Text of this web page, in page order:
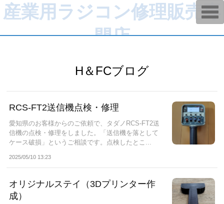
産業用ラジコン修理販売専
門店
H＆FCブログ
RCS-FT2送信機点検・修理
愛知県のお客様からのご依頼で、タダノRCS-FT2送
信機の点検・修理をしました。「送信機を落として
ケース破損」というご相談です。点検したとこ...
2025/05/10 13:23
オリジナルステイ（3Dプリンター作
成）
T
o
g
a